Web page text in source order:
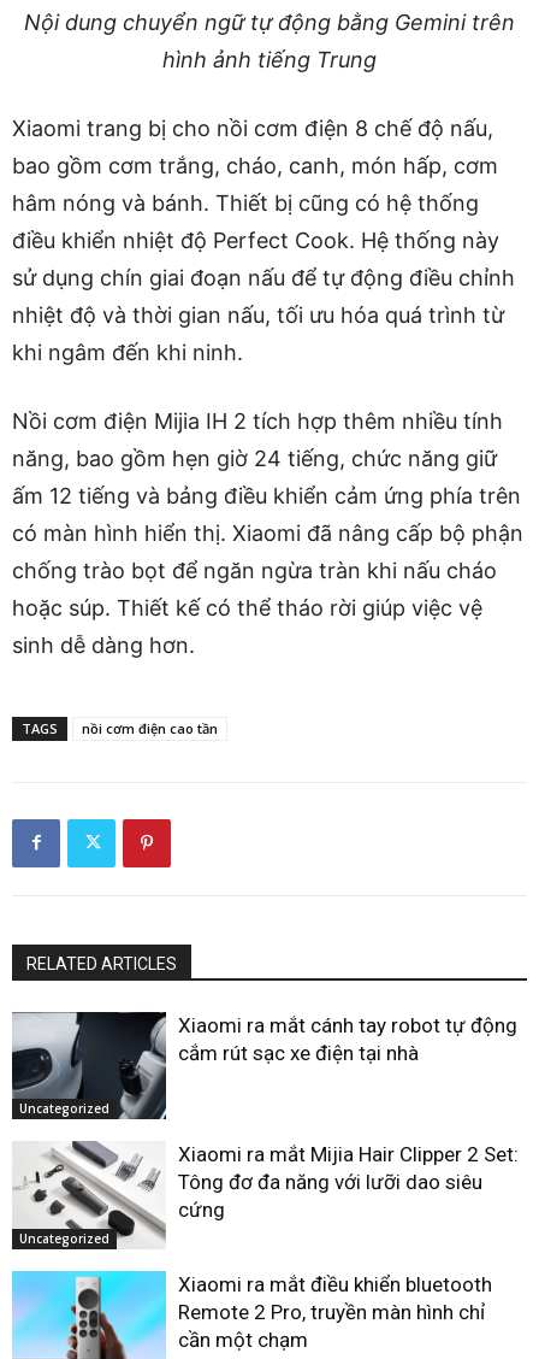
Nội dung chuyển ngữ tự động bằng Gemini trên
hình ảnh tiếng Trung
Xiaomi trang bị cho nồi cơm điện 8 chế độ nấu,
bao gồm cơm trắng, cháo, canh, món hấp, cơm
hâm nóng và bánh. Thiết bị cũng có hệ thống
điều khiển nhiệt độ Perfect Cook. Hệ thống này
sử dụng chín giai đoạn nấu để tự động điều chỉnh
nhiệt độ và thời gian nấu, tối ưu hóa quá trình từ
khi ngâm đến khi ninh.
Nồi cơm điện Mijia IH 2 tích hợp thêm nhiều tính
năng, bao gồm hẹn giờ 24 tiếng, chức năng giữ
ấm 12 tiếng và bảng điều khiển cảm ứng phía trên
có màn hình hiển thị. Xiaomi đã nâng cấp bộ phận
chống trào bọt để ngăn ngừa tràn khi nấu cháo
hoặc súp. Thiết kế có thể tháo rời giúp việc vệ
sinh dễ dàng hơn.
TAGS nồi cơm điện cao tần
RELATED ARTICLES
Uncategorized
Xiaomi ra mắt cánh tay robot tự động
cắm rút sạc xe điện tại nhà
Uncategorized
Xiaomi ra mắt Mijia Hair Clipper 2 Set:
Tông đơ đa năng với lưỡi dao siêu
cứng
Xiaomi ra mắt điều khiển bluetooth
Remote 2 Pro, truyền màn hình chỉ
cần một chạm